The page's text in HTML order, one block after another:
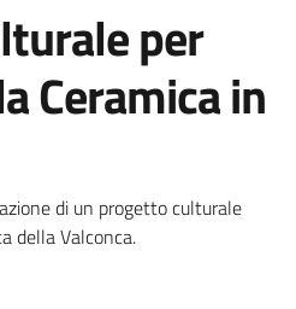
per
Ceramica in
di un progetto culturale
della Valconca.